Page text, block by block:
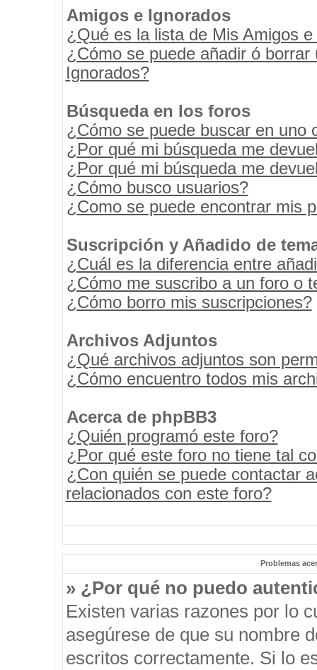
Amigos e Ignorados
¿Qué es la lista de Mis Amigos
¿Cómo se puede añadir ó
Ignorados?
Búsqueda en los foros
¿Cómo se puede buscar en uno
¿Por qué mi búsqueda me
¿Por qué mi búsqueda me
¿Cómo busco usuarios?
¿Como se puede encontrar mis
Suscripción y Añadido de
¿Cuál es la diferencia entre
¿Cómo me suscribo a un foro o
¿Cómo borro mis suscripciones?
Archivos Adjuntos
¿Qué archivos adjuntos son
¿Cómo encuentro todos mis
Acerca de phpBB3
¿Quién programó este foro?
¿Por qué este foro no tiene tal
¿Con quién se puede contactar
relacionados con este foro?
Problemas
» ¿Por qué no puedo
Existen varias razones por lo
asegúrese de que su nombre
escritos correctamente. Si lo